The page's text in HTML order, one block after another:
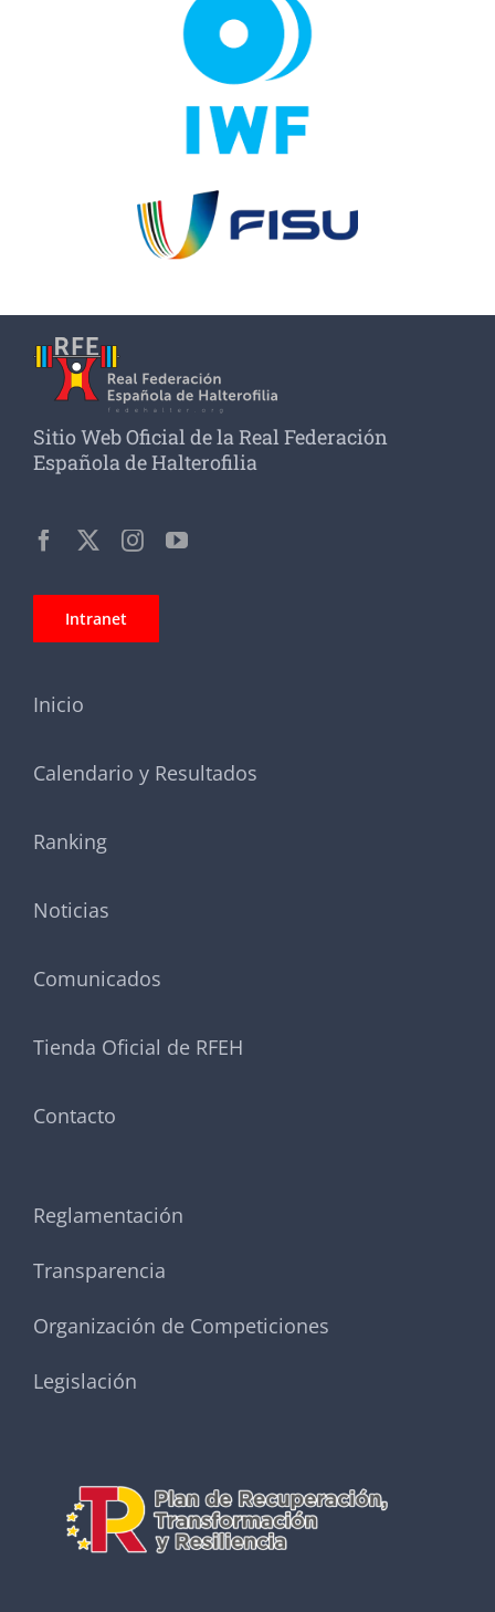
Sitio Web Oficial de la Real Federación
Española de Halterofilia
Intranet
Inicio
Calendario y Resultados
Ranking
Noticias
Comunicados
Tienda Oficial de RFEH
Contacto
Reglamentación
Transparencia
Organización de Competiciones
Legislación